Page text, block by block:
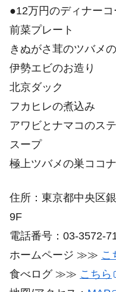
●12万円のディナーコ
前菜プレート
きぬがさ茸のツバメ
伊勢エビのお造り
北京ダック
フカヒレの煮込み
アワビとナマコのス
スープ
極上ツバメの巣ココ
住所：東京都中央区
9F
電話番号：03-3572-
ホームページ ≫≫ こ
食べログ ≫≫ こちら